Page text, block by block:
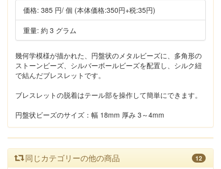
価格: 385 円/ 個 (本体価格:350円+税:35円)
重量: 約 3 グラム
幾何学模様が描かれた、円盤状のメタルビーズに、多角形の
ストーンビーズ、シルバーボールビーズを配置し、シルク紐
で結んだブレスレットです。
ブレスレットの脱着はテール部を操作して簡単にできます。
円盤状ビーズのサイズ：幅 18mm 厚み 3～4mm
同じカテゴリーの他の商品 12